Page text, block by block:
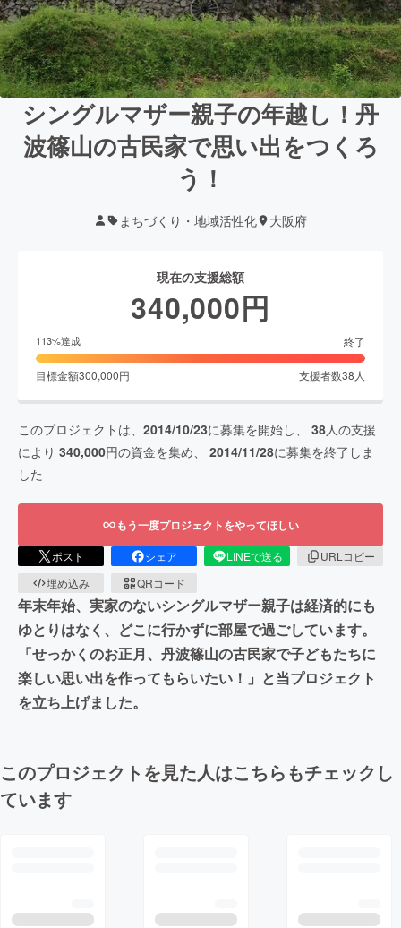
シングルマザー親子の年越し！丹
波篠山の古民家で思い出をつくろ
う！
まちづくり・地域活性化 大阪府
現在の支援総額
340,000円
113%達成 終了
目標金額300,000円 支援者数38 人
このプロジェクトは、 2014/10/23に募集を開始し、 38人の支援
により 340,000円の資金を集め、 2014/11/28に募集を終了しま
した
もう一度プロジェクトをやってほしい
ポスト シェア LINEで送る
URLコピー
埋め込み
QRコード
年末年始、実家のないシングルマザー親子は経済的にも
ゆとりはなく、どこに行かずに部屋で過ごしています。
「せっかくのお正月、丹波篠山の古民家で子どもたちに
楽しい思い出を作ってもらいたい！」と当プロジェクト
を立ち上げました。
このプロジェクトを見た人はこちらもチェックし
ています